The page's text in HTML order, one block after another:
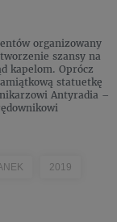
organizowany
szansy na
kapelom. Oprócz
statuetkę
Antyradia –
2019